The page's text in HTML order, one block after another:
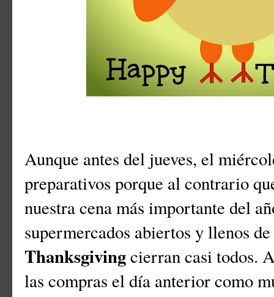
Aunque antes del jueves, el
preparativos porque al contrario
nuestra cena más importante del
supermercados abiertos y llenos
Thanksgivingcierran casi todos.
las compras el día anterior como